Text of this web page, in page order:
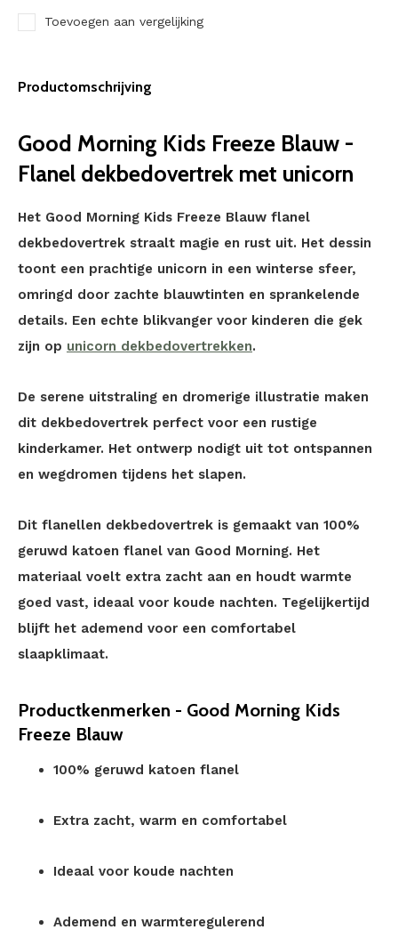
Toevoegen aan vergelijking
Productomschrijving
Good Morning Kids Freeze Blauw -
Flanel dekbedovertrek met unicorn
Het Good Morning Kids Freeze Blauw flanel
dekbedovertrek straalt magie en rust uit. Het dessin
toont een prachtige unicorn in een winterse sfeer,
omringd door zachte blauwtinten en sprankelende
details. Een echte blikvanger voor kinderen die gek
zijn op unicorn dekbedovertrekken.
De serene uitstraling en dromerige illustratie maken
dit dekbedovertrek perfect voor een rustige
kinderkamer. Het ontwerp nodigt uit tot ontspannen
en wegdromen tijdens het slapen.
Dit flanellen dekbedovertrek is gemaakt van 100%
geruwd katoen flanel van Good Morning. Het
materiaal voelt extra zacht aan en houdt warmte
goed vast, ideaal voor koude nachten. Tegelijkertijd
blijft het ademend voor een comfortabel
slaapklimaat.
Productkenmerken - Good Morning Kids
Freeze Blauw
100% geruwd katoen flanel
Extra zacht, warm en comfortabel
Ideaal voor koude nachten
Ademend en warmteregulerend